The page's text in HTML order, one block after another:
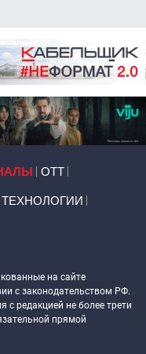
ОТТ
ТЕХНОЛОГИИ
на сайте
с законодательством РФ.
с редакцией не более трети
прямой